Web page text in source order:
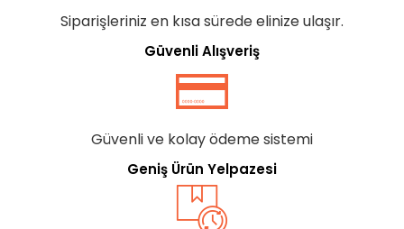
Siparişleriniz en kısa sürede elinize ulaşır.
Güvenli Alışveriş
Güvenli ve kolay ödeme sistemi
Geniş Ürün Yelpazesi